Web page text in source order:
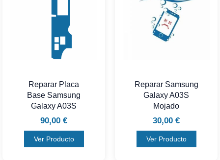
Reparar Placa
Base Samsung
Galaxy A03S
90,00 €
Ver Producto
Reparar Samsung
Galaxy A03S
Mojado
30,00 €
Ver Producto